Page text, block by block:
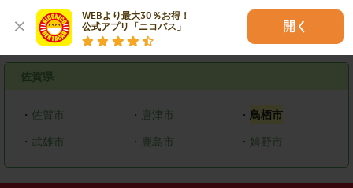
WEBより最大30％お得！
公式アプリ「ニコパス」
開く
エリアで探す
佐賀県
・ 佐賀市 ・ 唐津市 ・ 鳥栖市
・ 武雄市 ・ 鹿島市 ・ 嬉野市